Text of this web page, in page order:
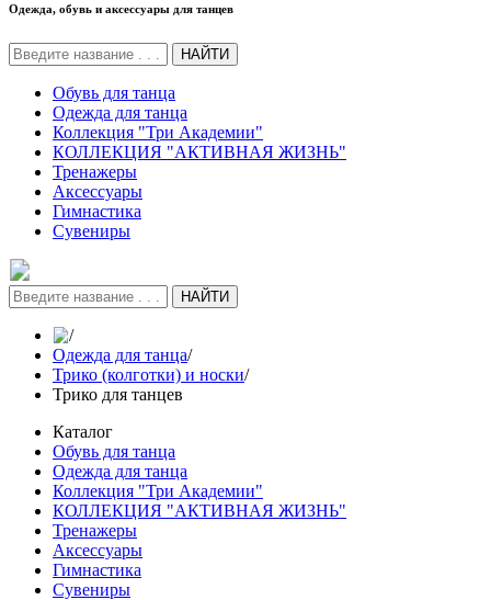
Одежда, обувь и аксессуары для танцев
НАЙТИ
Обувь для танца
Одежда для танца
Коллекция "Три Академии"
КОЛЛЕКЦИЯ "АКТИВНАЯ ЖИЗНЬ"
Тренажеры
Аксессуары
Гимнастика
Сувениры
НАЙТИ
/
Одежда для танца/
Трико (колготки) и носки/
Трико для танцев
Каталог
Обувь для танца
Одежда для танца
Коллекция "Три Академии"
КОЛЛЕКЦИЯ "АКТИВНАЯ ЖИЗНЬ"
Тренажеры
Аксессуары
Гимнастика
Сувениры